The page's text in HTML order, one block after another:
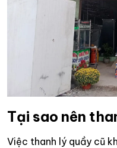
Tại sao nên
Việc thanh lý quầy cũ